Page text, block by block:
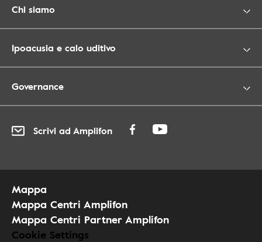
Chi siamo
Ipoacusia e calo uditivo
Governance
Scrivi ad Amplifon
Mappa
Mappa Centri Amplifon
Mappa Centri Partner Amplifon
Cookie Settings